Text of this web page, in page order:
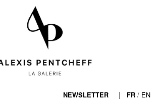
NEWSLETTER | FR / EN